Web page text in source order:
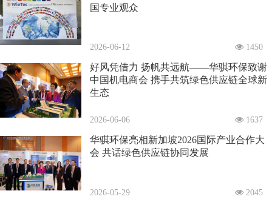
国专业观众
2026-06-12 1450
好风凭借力 扬帆共远航——华骐环保致谢
中国机电商会 携手共筑绿色供应链全球新
生态
2026-06-06 1637
华骐环保亮相新加坡2026国际产业合作大
会 共话绿色供应链协同发展
2026-05-29 2045